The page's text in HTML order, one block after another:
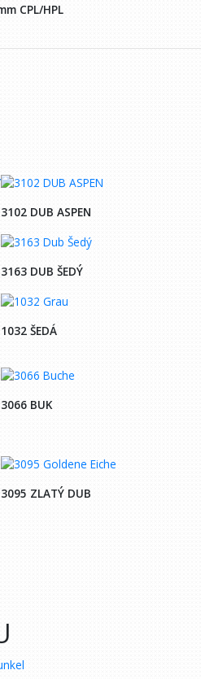
CPL/HPL
3102 DUB ASPEN
3163 DUB ŠEDÝ
1032 ŠEDÁ
3066 BUK
3095 ZLATÝ DUB